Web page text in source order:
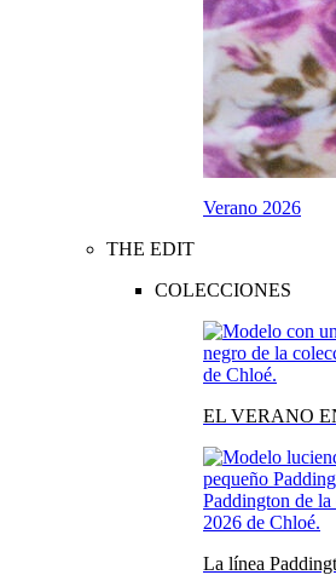
Verano 2026
THE EDIT
COLECCIONES
EL VERANO
La línea